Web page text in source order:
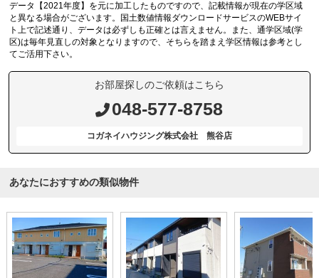
データ【2021年度】を元に加工したものですので、記載情報が現在の学区域
と異なる場合がございます。国土数値情報ダウンロードサービスのWEBサイ
ト上で記述通り、データは必ずしも正確とは言えません。また、通学区域(学
区)は毎年見直しの対象となりますので、そちらを踏まえ学区情報は参考とし
てご活用下さい。
お部屋探しのご依頼はこちら
048-577-8758
コガネイハウジング株式会社 熊谷店
あなたにおすすめの類似物件